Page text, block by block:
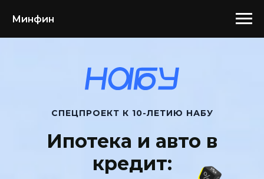
Минфин
Ипотека и авто в
кредит:
СПЕЦПРОЕКТ К 10-ЛЕТИЮ НАБУ